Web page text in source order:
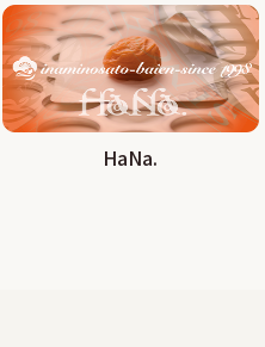
梅を皆さまの元へお届けし
い得企画を開催させていた
画を9月30日まで延長しま
HaNa.